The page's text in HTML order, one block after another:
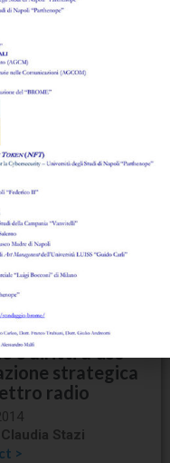
Ambrosio
>
ed
di carattere
Iolli
>
e diritti d’uso
strategica
radio
Claudia Stazi
>